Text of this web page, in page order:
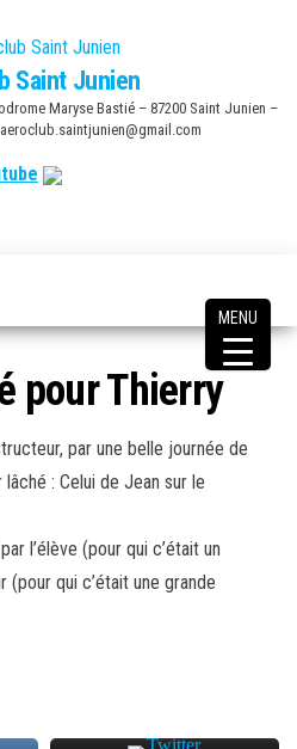
Saint Junien
Maryse Bastié – 87200 Saint Junien –
pour Thierry
par une belle journée de
: Celui de Jean sur le
l’élève (pour qui c’était un
(pour qui c’était une grande
MENU